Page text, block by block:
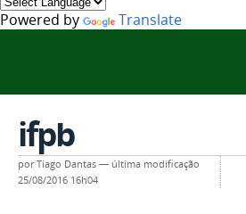
Powered by Translate
ifpb
porTiago Dantas — última modificação
25/08/2016 16h04